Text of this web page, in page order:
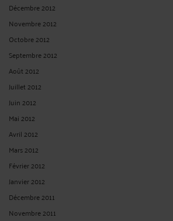
Décembre 2012
Novembre 2012
Octobre 2012
Septembre 2012
Août 2012
Juillet 2012
Juin 2012
Mai 2012
Avril 2012
Mars 2012
Février 2012
Janvier 2012
Décembre 2011
Novembre 2011